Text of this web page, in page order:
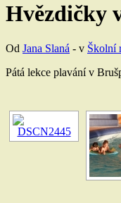
Hvězdičky
Od Jana Slaná - v Školní
Pátá lekce plavání v